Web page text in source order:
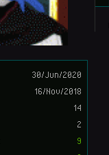
30/Jun/2020
16/Nov/2018
14
2
9